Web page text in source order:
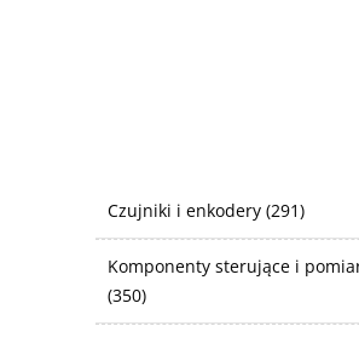
Czujniki i enkodery (291)
Komponenty sterujące i
(350)